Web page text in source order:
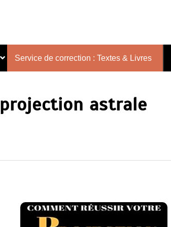
Service de correction : Textes & Livres
projection astrale